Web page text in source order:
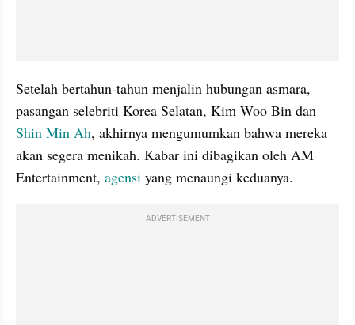
Setelah bertahun-tahun menjalin hubungan asmara,
Shin Min Ah, akhirnya mengumumkan bahwa mereka
akan segera menikah. Kabar ini dibagikan oleh AM
Entertainment, agensi yang menaungi keduanya.
ADVERTISEMENT